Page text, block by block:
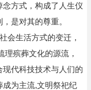
方式，构成了人生仪
是对其的尊重。
会生活方式的变迁，
殡葬文化的源流，
代科技技术与人们的
为主流,文明祭祀纪